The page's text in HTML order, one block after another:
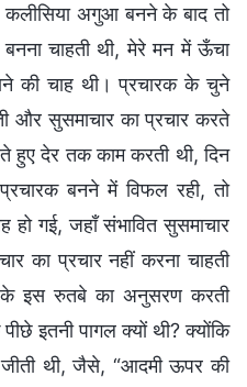
अगुआ बनने के बाद तो
चाहती थी, मेरे मन में ऊँचा
की चाह थी। प्रचारक के चुने
और सुसमाचार का प्रचार करते
हुए देर तक काम करती थी, दिन
बनने में विफल रही, तो
हो गई, जहाँ संभावित सुसमाचार
का प्रचार नहीं करना चाहती
के इस रुतबे का अनुसरण करती
इतनी पागल क्यों थी? क्योंकि
थी, जैसे, “आदमी ऊपर की